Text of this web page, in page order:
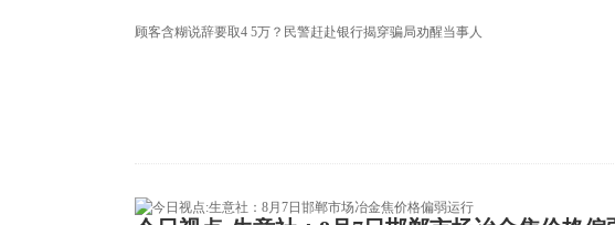
顾客含糊说辞要取4 5万？民警赶赴银行揭穿骗局劝醒当事人